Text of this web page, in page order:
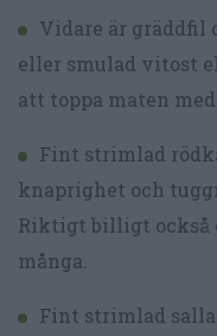
Vidare är gräddfil
eller smulad vitost
att toppa maten med.
Fint strimlad
knaprighet och
Riktigt billigt också
många.
Fint strimlad